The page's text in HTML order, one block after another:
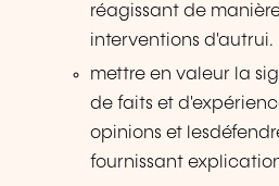
réagissant de
interventions d'autrui.
mettre en valeur la
de faits et
opinions et
fournissant